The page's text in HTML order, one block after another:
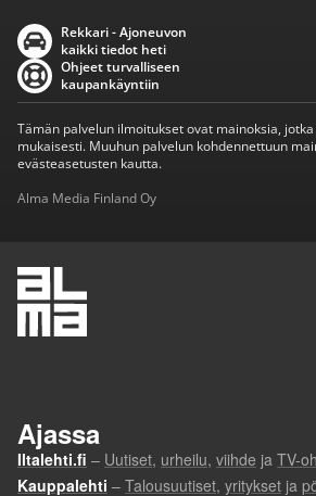
Rekkari - Ajoneuvon
kaikki tiedot heti
Ohjeet turvalliseen
kaupankäyntiin
Tämän palvelun ilmoitukset ovat mainoksia,
mukaisesti. Muuhun palvelun kohdennettuun
evästeasetusten kautta.
Alma Media Finland Oy